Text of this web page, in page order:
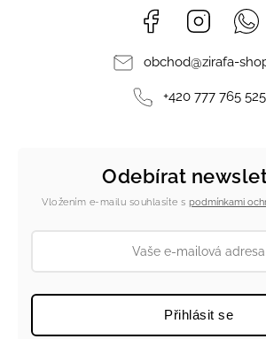
Facebook Instagram
obchod@zirafa-
+420 777 765 525
Odebírat
Vložením e-mailu souhlasíte s podmínkami
Přihlásit se